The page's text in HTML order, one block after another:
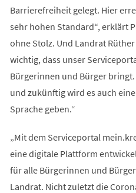
Barrierefreiheit gelegt. Hier
sehr hohen Standard“, erklärt
ohne Stolz. Und Landrat
wichtig, dass unser
Bürgerinnen und Bürger
und zukünftig wird es auch
Sprache geben.“
„Mit dem Serviceportal
eine digitale Plattform
für alle Bürgerinnen und
Landrat. Nicht zuletzt die